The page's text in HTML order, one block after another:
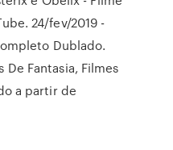
24/fev/2019 -
Dublado.
Fantasia, Filmes
a partir de